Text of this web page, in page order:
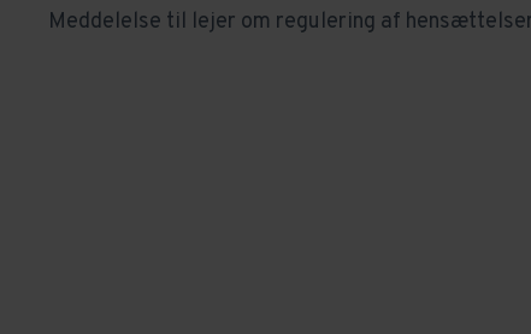
Meddelelse til lejer om regulering af